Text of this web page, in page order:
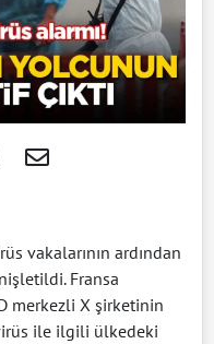
vakalarının ardından
Fransa
merkezli X şirketinin
ile ilgili ülkedeki